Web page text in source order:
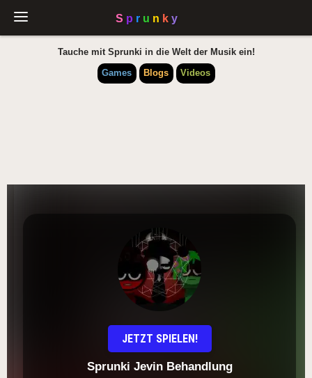
Tauche mit Sprunki in die Welt der Musik ein!
Games
Blogs Videos
JETZT SPIELEN!
Sprunki Jevin Behandlung